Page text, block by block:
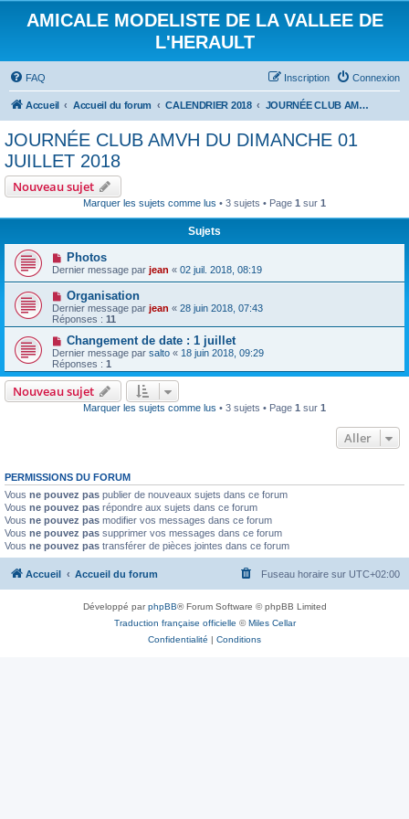
AMICALE MODELISTE DE LA VALLEE DE
L'HERAULT
FAQ Connexion
Inscription
Accueil Accueil du forum CALENDRIER 2018 JOURNÉE CLUB AMVH DU DIMANCHE 01 JUILLET 2018
JOURNÉE CLUB AMVH DU DIMANCHE 01
JUILLET 2018
Nouveau sujet
Marquer les sujets comme lus • 3 sujets • Page 1 sur 1
Sujets
Photos
Dernier message par jean « 02 juil. 2018, 08:19
Organisation
Dernier message par jean « 28 juin 2018, 07:43
Réponses : 11
Changement de date : 1 juillet
Dernier message par salto « 18 juin 2018, 09:29
Réponses : 1
Nouveau sujet
Marquer les sujets comme lus • 3 sujets • Page 1 sur 1
Aller
PERMISSIONS DU FORUM
Vous ne pouvez pas publier de nouveaux sujets dans ce forum
Vous ne pouvez pas répondre aux sujets dans ce forum
Vous ne pouvez pas modifier vos messages dans ce forum
Vous ne pouvez pas supprimer vos messages dans ce forum
Vous ne pouvez pas transférer de pièces jointes dans ce forum
Accueil Accueil du forum Fuseau horaire sur UTC+02:00
Développé parphpBB® Forum Software © phpBB Limited
Traduction française officielle ©Miles Cellar
Confidentialité | Conditions